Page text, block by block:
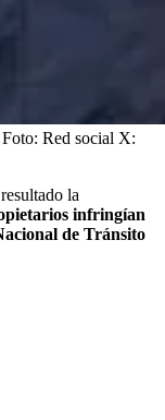
Foto: Red social X:
la
infringían
de Tránsito